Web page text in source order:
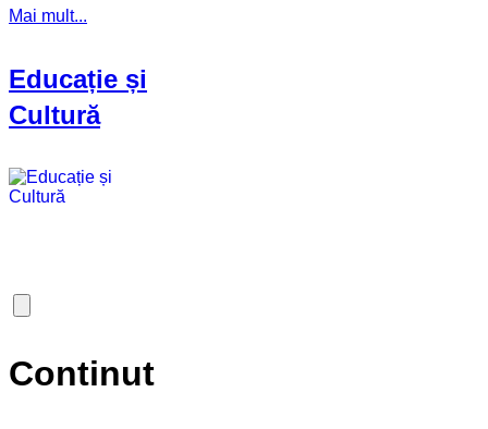
Mai mult...
Educație și
Cultură
Continut